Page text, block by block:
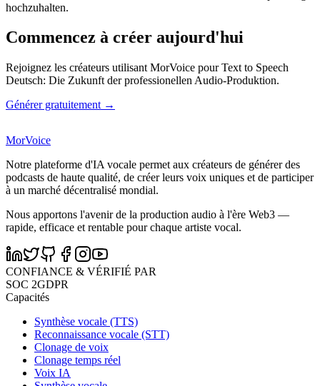
hochzuhalten.
Commencez à créer aujourd'hui
Rejoignez les créateurs utilisant MorVoice pour Text to Speech
Deutsch: Die Zukunft der professionellen Audio-Produktion.
Générer gratuitement →
MorVoice
Notre plateforme d'IA vocale permet aux créateurs de générer des
podcasts de haute qualité, de créer leurs voix uniques et de participer
à un marché décentralisé mondial.
Nous apportons l'avenir de la production audio à l'ère Web3 —
rapide, efficace et rentable pour chaque artiste vocal.
CONFIANCE & VÉRIFIÉ PAR
SOC 2GDPR
Capacités
Synthèse vocale (TTS)
Reconnaissance vocale (STT)
Clonage de voix
Clonage temps réel
Voix IA